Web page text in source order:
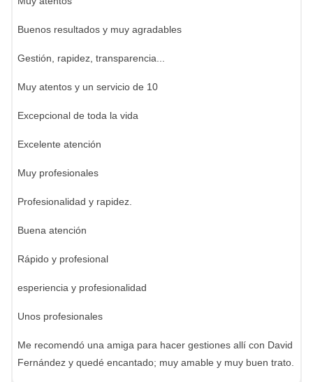
Buenos resultados y muy agradables
Gestión, rapidez, transparencia...
Muy atentos y un servicio de 10
Excepcional de toda la vida
Excelente atención
Muy profesionales
Profesionalidad y rapidez.
Buena atención
Rápido y profesional
esperiencia y profesionalidad
Unos profesionales
Me recomendó una amiga para hacer gestiones allí con David
Fernández y quedé encantado; muy amable y muy buen trato.